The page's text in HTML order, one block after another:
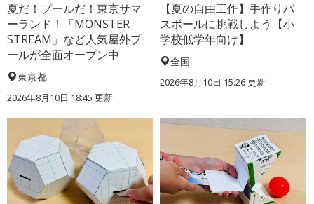
夏だ！プールだ！東京サマ
ーランド！「MONSTER
STREAM」など人気屋外プ
ールが全面オープン中
東京都
2026年8月10日 18:45 更新
【夏の自由工作】手作りバ
スボールに挑戦しよう【小
学校低学年向け】
全国
2026年8月10日 15:26更新